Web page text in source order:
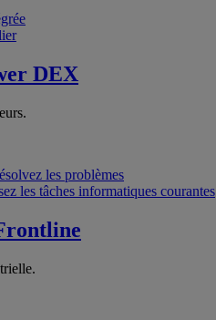
DEX
les problèmes
les tâches informatiques courantes